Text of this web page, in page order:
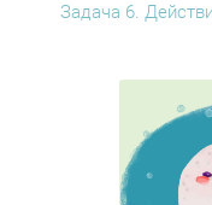
Задача 6.